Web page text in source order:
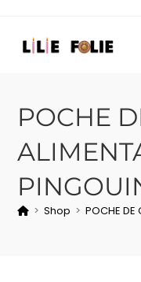
POCHE
> Shop > POCHE DE